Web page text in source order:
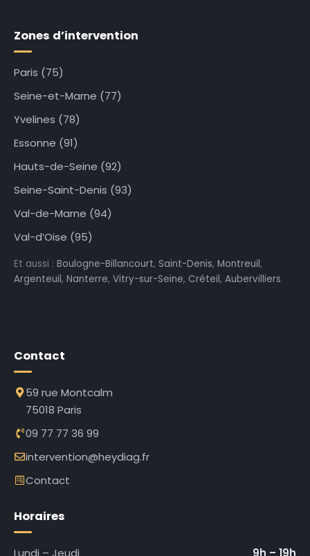
Zones d’intervention
Paris (75)
Seine-et-Marne (77)
Yvelines (78)
Essonne (91)
Hauts-de-Seine (92)
Seine-Saint-Denis (93)
Val-de-Marne (94)
Val-d’Oise (95)
Et aussi : Boulogne-Billancourt, Saint-Denis, Montreuil,
Argenteuil, Nanterre, Vitry-sur-Seine, Créteil, Aubervilliers
Contact
59 rue Montcalm
75018 Paris
09 77 77 36 99
intervention@heydiag.fr
Contact
Horaires
Lundi – Jeudi 9h – 19h